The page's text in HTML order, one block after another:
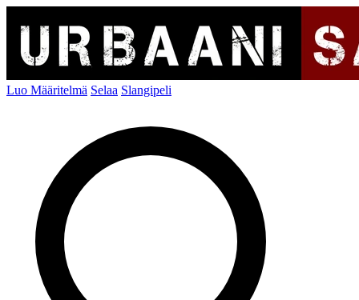
Luo Määritelmä Selaa Slangipeli